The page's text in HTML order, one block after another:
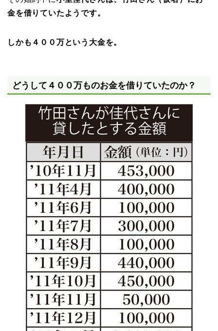
金を借りていたようです。
しかも４００万という大金を。
どうして４００万ものお金を借りていたのか？